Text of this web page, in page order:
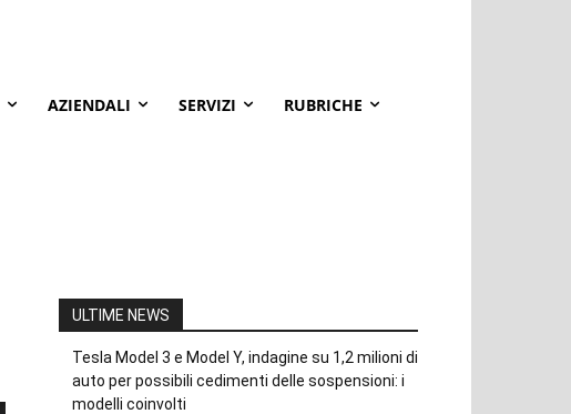
AZIENDALI SERVIZI RUBRICHE
ULTIME NEWS
Tesla Model 3 e Model Y, indagine su 1,2 milioni di
auto per possibili cedimenti delle sospensioni: i
modelli coinvolti